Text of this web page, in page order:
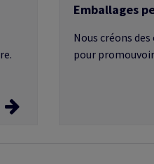
Emballages
Nous créons
pour